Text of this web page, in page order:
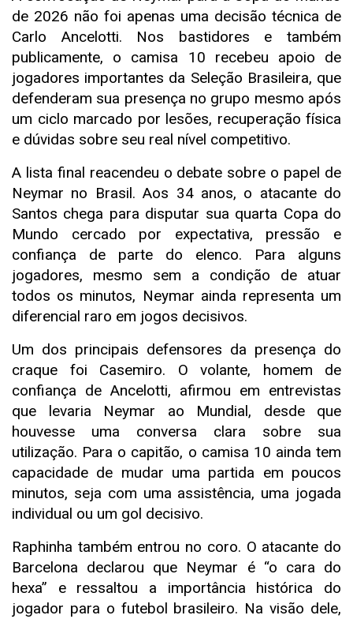
de 2026 não foi apenas uma decisão técnica de
Carlo Ancelotti. Nos bastidores e também
publicamente, o camisa 10 recebeu apoio de
jogadores importantes da Seleção Brasileira, que
defenderam sua presença no grupo mesmo após
um ciclo marcado por lesões, recuperação física
e dúvidas sobre seu real nível competitivo.
A lista final reacendeu o debate sobre o papel de
Neymar no Brasil. Aos 34 anos, o atacante do
Santos chega para disputar sua quarta Copa do
Mundo cercado por expectativa, pressão e
confiança de parte do elenco. Para alguns
jogadores, mesmo sem a condição de atuar
todos os minutos, Neymar ainda representa um
diferencial raro em jogos decisivos.
Um dos principais defensores da presença do
craque foi Casemiro. O volante, homem de
confiança de Ancelotti, afirmou em entrevistas
que levaria Neymar ao Mundial, desde que
houvesse uma conversa clara sobre sua
utilização. Para o capitão, o camisa 10 ainda tem
capacidade de mudar uma partida em poucos
minutos, seja com uma assistência, uma jogada
individual ou um gol decisivo.
Raphinha também entrou no coro. O atacante do
Barcelona declarou que Neymar é “o cara do
hexa” e ressaltou a importância histórica do
jogador para o futebol brasileiro. Na visão dele,